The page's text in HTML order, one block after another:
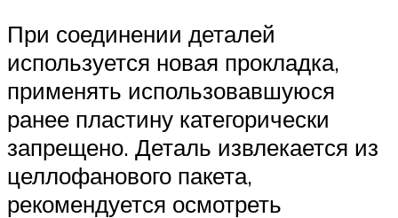
При соединении деталей
используется новая прокладка,
применять использовавшуюся
ранее пластину категорически
запрещено. Деталь извлекается из
целлофанового пакета,
рекомендуется осмотреть